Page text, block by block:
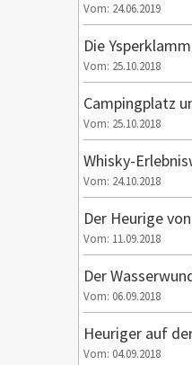
Vom: 24.06.2019
Die Ysperklamm
Vom: 25.10.2018
Campingplatz
Vom: 25.10.2018
Whisky-
Vom: 24.10.2018
Der Heurige
Vom: 11.09.2018
Der
Vom: 06.09.2018
Heuriger auf
Vom: 04.09.2018